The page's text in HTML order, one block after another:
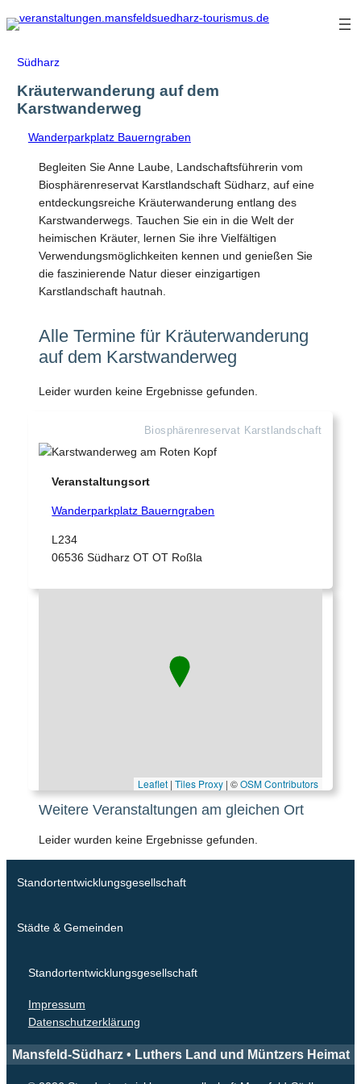
Zum
Inhalt
Südharz
Kräuterwanderung auf dem
Karstwanderweg
Wanderparkplatz Bauerngraben
Begleiten Sie Anne Laube, Landschaftsführerin vom
Biosphärenreservat Karstlandschaft Südharz, auf eine
entdeckungsreiche Kräuterwanderung entlang des
Karstwanderwegs. Tauchen Sie ein in die Welt der
heimischen Kräuter, lernen Sie ihre Vielfältigen
Verwendungsmöglichkeiten kennen und genießen Sie
die faszinierende Natur dieser einzigartigen
Karstlandschaft hautnah.
Alle Termine für Kräuterwanderung
auf dem Karstwanderweg
Leider wurden keine Ergebnisse gefunden.
Biosphärenreservat Karstlandschaft
Veranstaltungsort
Wanderparkplatz Bauerngraben
L234
06536 Südharz OT OT Roßla
Leaflet| Tiles Proxy| ©OSM Contributors
Weitere Veranstaltungen am gleichen Ort
Leider wurden keine Ergebnisse gefunden.
Standortentwicklungsgesellschaft
Städte & Gemeinden
Standortentwicklungsgesellschaft
Impressum
Datenschutzerklärung
Mansfeld-Südharz • Luthers Land und Müntzers Heimat